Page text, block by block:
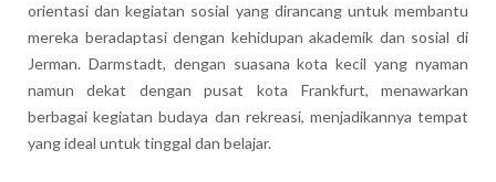
orientasi dan kegiatan sosial yang dirancang untuk membantu
mereka beradaptasi dengan kehidupan akademik dan sosial di
Jerman. Darmstadt, dengan suasana kota kecil yang nyaman
namun dekat dengan pusat kota Frankfurt, menawarkan
berbagai kegiatan budaya dan rekreasi, menjadikannya tempat
yang ideal untuk tinggal dan belajar.